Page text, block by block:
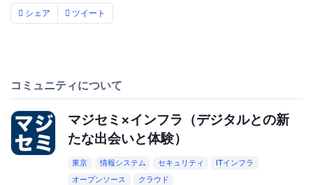
シェア ツイート
コミュニティについて
マジセミ×インフラ（デジタルとの新
たな出会いと体験）
東京 情報システム セキュリティ
ITインフラ
オープンソース
クラウド